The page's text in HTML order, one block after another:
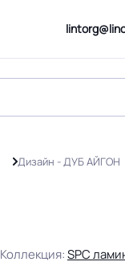
Дизайн - ДУБ АЙГОН
Коллекция:SPC